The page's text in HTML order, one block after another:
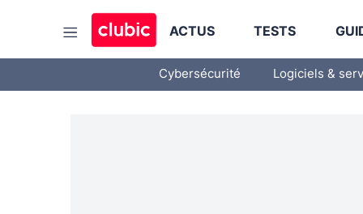
ACTUS TESTS
Cybersécurité Logiciels &